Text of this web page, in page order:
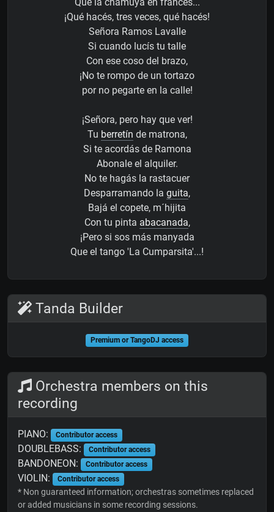
Que la chamuya en francés...
¡Qué hacés, tres veces, qué hacés!
Señora Ramos Lavalle
Si cuando lucís tu talle
Con ese coso del brazo,
¡No te rompo de un tortazo
por no pegarte en la calle!
¡Señora, pero hay que ver!
Tu berretín de matrona,
Si te acordás de Ramona
Abonale el alquiler.
No te hagás la rastacuer
Desparramando la guita,
Bajá el copete, m´hijita
Con tu pinta abacanada,
¡Pero si sos más manyada
Que el tango 'La Cumparsita'...!
Tanda Builder
Premium or TangoDJ access
Orchestra members on this
recording
PIANO: Contributor access
DOUBLEBASS: Contributor access
BANDONEON: Contributor access
VIOLIN: Contributor access
* Non guaranteed information; orchestras sometimes replaced
or added musicians in some recording sessions.